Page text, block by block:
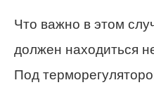
Что важно в этом
должен находиться
Под